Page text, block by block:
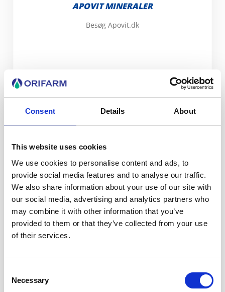
Consent Details About
This website uses cookies
We use cookies to personalise content and ads, to
provide social media features and to analyse our traffic.
We also share information about your use of our site with
our social media, advertising and analytics partners who
may combine it with other information that you’ve
provided to them or that they’ve collected from your use
of their services.
Selection
Necessary
APOVIT MINERALER
Besøg Apovit.dk